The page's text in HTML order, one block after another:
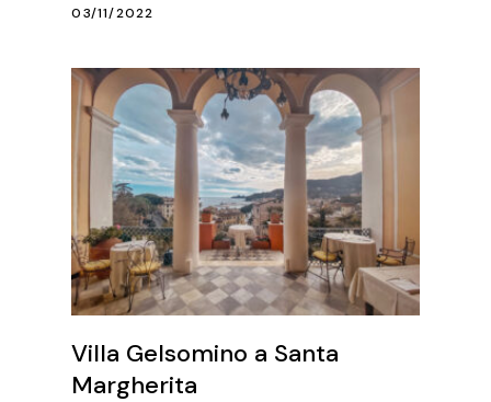
03/11/2022
Villa Gelsomino a Santa
Margherita